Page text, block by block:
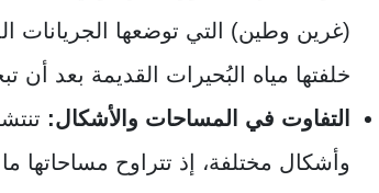
(غرين وطين) التي توضعها الجريانات
خلفتها مياه البُحيرات القديمة بعد
التفاوت في المساحات والأشكال:
وأشكال مختلفة، إذ تتراوح مساحاتها